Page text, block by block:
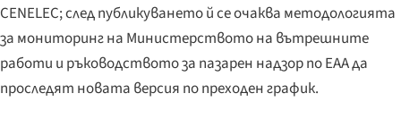
CENELEC; след публикуването й се очаква методологията
за мониторинг на Министерството на вътрешните
работи и ръководството за пазарен надзор по EAA да
проследят новата версия по преходен график.